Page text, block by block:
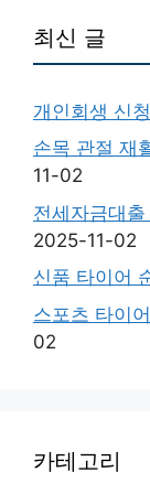
최신 글
개인회생 신
손목 관절 재
11-02
전세자금대
2025-11-02
신품 타이어
스포츠 타이
02
카테고리